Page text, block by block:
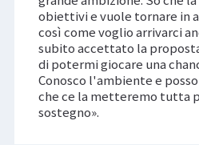
obiettivi e vuole tornare in
così come voglio arrivarci
subito accettato la
di potermi giocare una
Conosco l'ambiente e
che ce la metteremo tutta
sostegno».